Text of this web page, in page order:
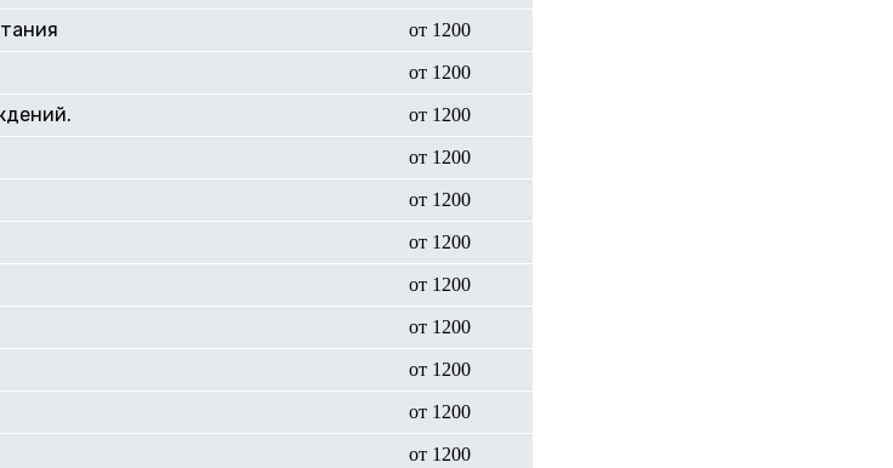
от 1200
от 1200
от 1200
от 1200
от 1200
от 1200
от 1200
от 1200
от 1200
от 1200
от 1200